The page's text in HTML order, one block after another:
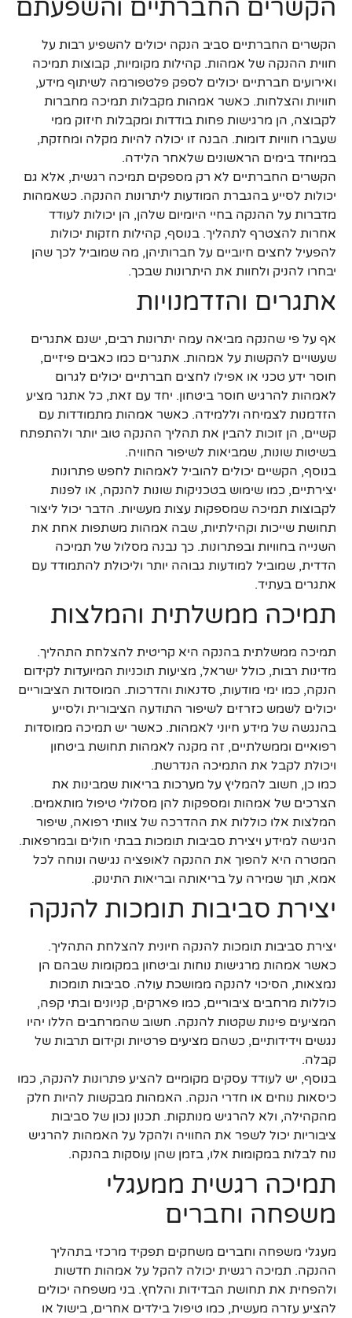
הקשרים החברתיים והשפעתם
הקשרים החברתיים סביב הנקה יכולים להשפיע רבות על
חווית ההנקה של אמהות. קהילות מקומיות, קבוצות תמיכה
ואירועים חברתיים יכולים לספק פלטפורמה לשיתוף מידע,
חוויות והצלחות. כאשר אמהות מקבלות תמיכה מחברות
לקבוצה, הן מרגישות פחות בודדות ומקבלות חיזוק ממי
שעברו חוויות דומות. הבנה זו יכולה להיות מקלה ומחזקת,
במיוחד בימים הראשונים שלאחר הלידה.
הקשרים החברתיים לא רק מספקים תמיכה רגשית, אלא גם
יכולות לסייע בהגברת המודעות ליתרונות ההנקה. כשאמהות
מדברות על ההנקה בחיי היומיום שלהן, הן יכולות לעודד
אחרות להצטרף לתהליך. בנוסף, קהילות חזקות יכולות
להפעיל לחצים חיוביים על חברותיהן, מה שמוביל לכך שהן
יבחרו להניק ולחוות את היתרונות שבכך.
אתגרים והזדמנויות
אף על פי שהנקה מביאה עמה יתרונות רבים, ישנם אתגרים
שעשויים להקשות על אמהות. אתגרים כמו כאבים פיזיים,
חוסר ידע טכני או אפילו לחצים חברתיים יכולים לגרום
לאמהות להרגיש חוסר ביטחון. יחד עם זאת, כל אתגר מציע
הזדמנות לצמיחה וללמידה. כאשר אמהות מתמודדות עם
קשיים, הן זוכות להבין את תהליך ההנקה טוב יותר ולהתפתח
בשיטות שונות, שמביאות לשיפור החוויה.
בנוסף, הקשיים יכולים להוביל לאמהות לחפש פתרונות
יצירתיים, כמו שימוש בטכניקות שונות להנקה, או לפנות
לקבוצות תמיכה שמספקות עצות מעשיות. הדבר יכול ליצור
תחושת שייכות וקהילתיות, שבה אמהות משתפות אחת את
השנייה בחוויות ובפתרונות. כך נבנה מסלול של תמיכה
הדדית, שמוביל למודעות גבוהה יותר וליכולת להתמודד עם
אתגרים בעתיד.
תמיכה ממשלתית והמלצות
תמיכה ממשלתית בהנקה היא קריטית להצלחת התהליך.
מדינות רבות, כולל ישראל, מציעות תוכניות המיועדות לקידום
הנקה, כמו ימי מודעות, סדנאות והדרכות. המוסדות הציבוריים
יכולים לשמש כזרזים לשיפור התודעה הציבורית ולסייע
בהנגשה של מידע חיוני לאמהות. כאשר יש תמיכה ממוסדות
רפואיים וממשלתיים, זה מקנה לאמהות תחושת ביטחון
ויכולת לקבל את התמיכה הנדרשת.
כמו כן, חשוב להמליץ על מערכות בריאות שמבינות את
הצרכים של אמהות ומספקות להן מסלולי טיפול מותאמים.
המלצות אלו כוללות את ההדרכה של צוותי רפואה, שיפור
הגישה למידע ויצירת סביבות תומכות בבתי חולים ובמרפאות.
המטרה היא להפוך את ההנקה לאופציה נגישה ונוחה לכל
אמא, תוך שמירה על בריאותה ובריאות התינוק.
יצירת סביבות תומכות להנקה
יצירת סביבות תומכות להנקה חיונית להצלחת התהליך.
כאשר אמהות מרגישות נוחות וביטחון במקומות שבהם הן
נמצאות, הסיכוי להנקה ממושכת עולה. סביבות תומכות
כוללות מרחבים ציבוריים, כמו פארקים, קניונים ובתי קפה,
המציעים פינות שקטות להנקה. חשוב שהמרחבים הללו יהיו
נגשים וידידותיים, כשהם מציעים פרטיות וקידום תרבות של
קבלה.
בנוסף, יש לעודד עסקים מקומיים להציע פתרונות להנקה, כמו
כיסאות נוחים או חדרי הנקה. האמהות מבקשות להיות חלק
מהקהילה, ולא להרגיש מנותקות. תכנון נכון של סביבות
ציבוריות יכול לשפר את החוויה ולהקל על האמהות להרגיש
נוח לבלות במקומות אלו, בזמן שהן עוסקות בהנקה.
תמיכה רגשית ממעגלי
משפחה וחברים
מעגלי משפחה וחברים משחקים תפקיד מרכזי בתהליך
ההנקה. תמיכה רגשית יכולה להקל על אמהות חדשות
ולהפחית את תחושת הבדידות והלחץ. בני משפחה יכולים
להציע עזרה מעשית, כמו טיפול בילדים אחרים, בישול או